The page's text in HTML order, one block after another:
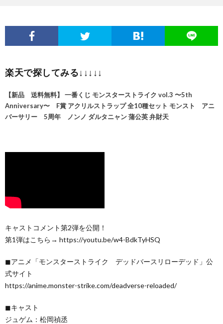
楽天で探してみる↓↓↓↓↓
【新品 送料無料】 一番くじ モンスターストライク vol.3 〜5th
Anniversary〜 F賞 アクリルストラップ 全10種セット モンスト アニ
バーサリー 5周年 ノンノ ダルタニャン 蒲公英 弁財天
キャストコメント第2弾を公開！
第1弾はこちら→ https://youtu.be/w4-BdkTyHSQ
◼︎アニメ「モンスターストライク デッドバースリローデッド」公
式サイト
https://anime.monster-strike.com/deadverse-reloaded/
◼︎キャスト
ジュゲム：松岡禎丞